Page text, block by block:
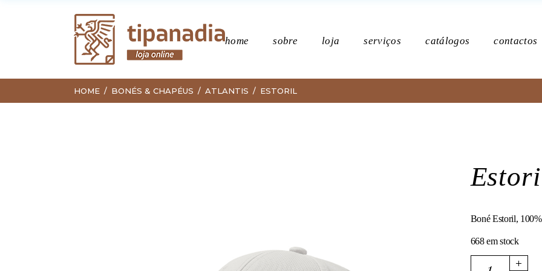
home sobre loja serviços catálogos contactos
HOME BONÉS & CHAPÉUS ATLANTIS ESTORIL
Boné Estoril,
668 em stock
Estoril quantity